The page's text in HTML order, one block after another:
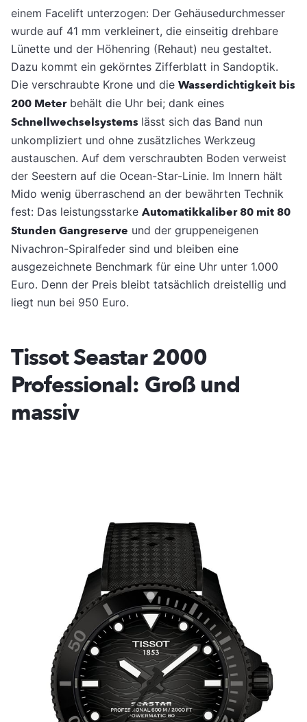
einem Facelift unterzogen: Der Gehäusedurchmesser
wurde auf 41 mm verkleinert, die einseitig drehbare
Lünette und der Höhenring (Rehaut) neu gestaltet.
Dazu kommt ein gekörntes Zifferblatt in Sandoptik.
Die verschraubte Krone und die Wasserdichtigkeit bis
200 Meterbehält die Uhr bei; dank eines
Schnellwechselsystems lässt sich das Band nun
unkompliziert und ohne zusätzliches Werkzeug
austauschen. Auf dem verschraubten Boden verweist
der Seestern auf die Ocean-Star-Linie. Im Innern hält
Mido wenig überraschend an der bewährten Technik
fest: Das leistungsstarke Automatikkaliber 80 mit 80
Stunden Gangreserve und der gruppeneigenen
Nivachron-Spiralfeder sind und bleiben eine
ausgezeichnete Benchmark für eine Uhr unter 1.000
Euro. Denn der Preis bleibt tatsächlich dreistellig und
liegt nun bei 950 Euro.
Tissot Seastar 2000
Professional: Groß und
massiv